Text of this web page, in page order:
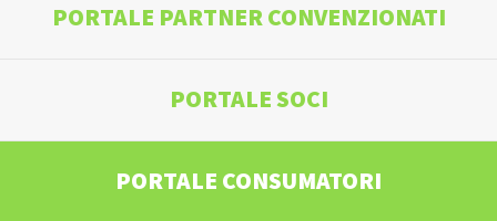
PORTALE PARTNER CONVENZIONATI
PORTALE SOCI
PORTALE CONSUMATORI